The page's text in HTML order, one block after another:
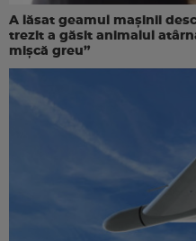
A lăsat geamul mașinii
trezit a găsit animalul
mișcă greu”